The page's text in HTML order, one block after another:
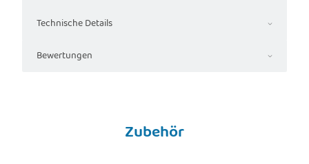
Technische Details
Bewertungen
Zubehör